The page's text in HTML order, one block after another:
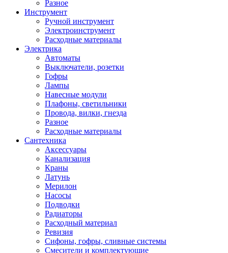
Разное
Инструмент
Ручной инструмент
Электроинструмент
Расходные материалы
Электрика
Автоматы
Выключатели, розетки
Гофры
Лампы
Навесные модули
Плафоны, светильники
Провода, вилки, гнезда
Разное
Расходные материалы
Сантехника
Аксессуары
Канализация
Краны
Латунь
Мерилон
Насосы
Подводки
Радиаторы
Расходный материал
Ревизия
Сифоны, гофры, сливные системы
Смесители и комплектующие